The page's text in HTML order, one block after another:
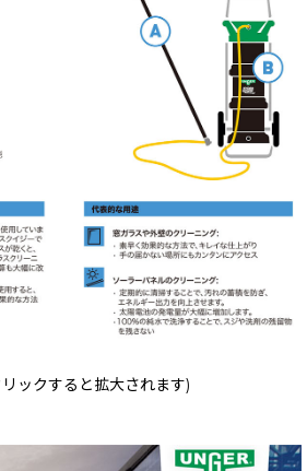
ックすると拡大されます)